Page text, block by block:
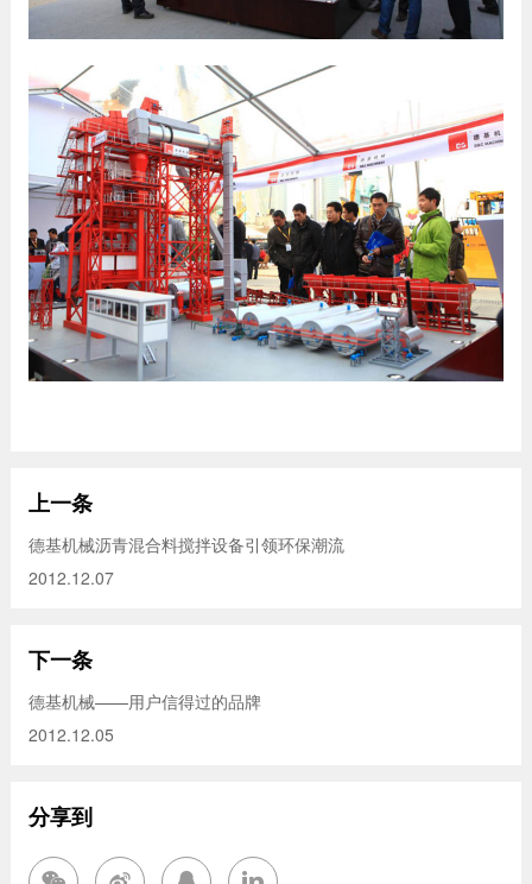
上一条
德基机械沥青混合料搅拌设备引领环保潮流
2012.12.07
下一条
德基机械——用户信得过的品牌
2012.12.05
分享到